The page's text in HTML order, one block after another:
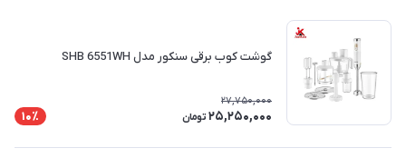
گوشت کوب برقی سنکور مدل SHB 6551WH
27,750,000
25,250,000 تومان 10٪